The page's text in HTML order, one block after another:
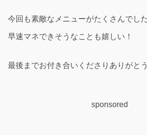
今回も素敵なメニューがたくさんでした
早速マネできそうなことも嬉しい！
最後までお付き合いくださりありがと
sponsored